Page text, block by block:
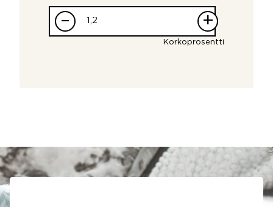
– +
Korkoprosentti